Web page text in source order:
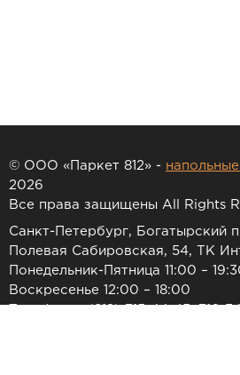
© ООО «Паркет 812» -
2026
Все права защищены All Rights
Санкт-Петербург, Богатырский
Полевая Сабировская, 54, ТК
Понедельник-Пятница 11:00 –
Воскресенье 12:00 – 18:00